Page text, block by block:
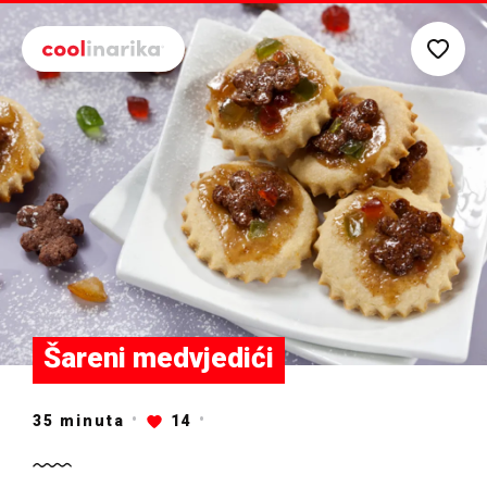
Preskoči na glavni sadržaj
Šareni medvjedići
35 minuta 14